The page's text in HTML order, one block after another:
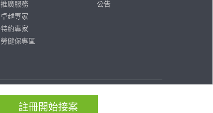
註冊開始接案
推廣服務
卓越專家
特約專家
勞健保專區
公告